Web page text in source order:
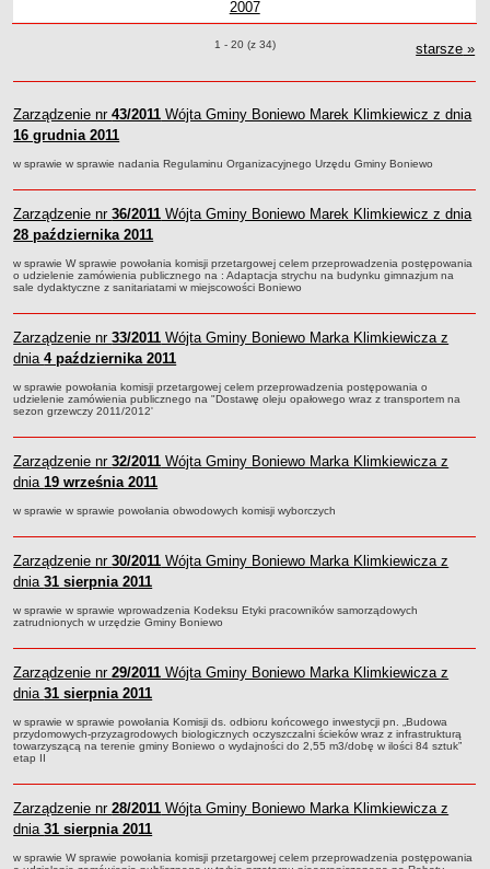
Zabytki Gminy
Plan Zagospodarowania Przestrzennego
Plan ogólny Gminy Boniewo
Miejscowy Plan Zagospodarowania Przestrzennego wybranych
terenów Gminy Boniewo
System Informacji Przestrzennej e-mapa
petycje
ponowne wykorzystywanie
pomoc prawna
Punkt potwierdzania profilu zaufanego
Infromacje w zakresie preferencyjnego paliwa stałego
ocena jakości wody
Rada gminy
Urząd gminy
Wójt
Jednostki organizacyjne
jednostki pomocnicze /sołectwa Gminy Boniewo/
Nabór pracowników na stanowiska pracy
Deklaracja dostępności strony internetowej Urzędu Gminy Boniewo
RODO
Rejestry i ewidencje
Ewidencja udzielonych i cofniętych zezwoleń na prowadzenie
Zbiorowego Zaopatrzenia w Wodę i Zbiorowego Odprowadzania
Rejestr Instytucji Kultury
Zestawienie przedsiębiorców w zakresie opróżniania zbiorników
bezodpływowych lub osadników
Marek
Klimkiewicz
Marek
Klimkiewicz
2007
Klimkiewicz
Zarządzenia o pozycjach
1 - 20 (z 34) starsze »
Zarządzenie nr43/2011 Wójta Gminy Boniewo Marek Klimkiewicz z dnia
16 grudnia 2011
w sprawie w sprawie nadania Regulaminu Organizacyjnego Urzędu Gminy Boniewo
Zarządzenie nr36/2011 Wójta Gminy Boniewo Marek Klimkiewicz z dnia
28 października 2011
w sprawie W sprawie powołania komisji przetargowej celem przeprowadzenia postępowania
o udzielenie zamówienia publicznego na : Adaptacja strychu na budynku gimnazjum na
sale dydaktyczne z sanitariatami w miejscowości Boniewo
Zarządzenie nr33/2011 Wójta Gminy Boniewo Marka Klimkiewicza z
dnia4 października 2011
w sprawie powołania komisji przetargowej celem przeprowadzenia postępowania o
udzielenie zamówienia publicznego na "Dostawę oleju opałowego wraz z transportem na
sezon grzewczy 2011/2012'
Zarządzenie nr32/2011 Wójta Gminy Boniewo Marka Klimkiewicza z
dnia19 września 2011
w sprawie w sprawie powołania obwodowych komisji wyborczych
Zarządzenie nr30/2011 Wójta Gminy Boniewo Marka Klimkiewicza z
dnia31 sierpnia 2011
w sprawie w sprawie wprowadzenia Kodeksu Etyki pracowników samorządowych
zatrudnionych w urzędzie Gminy Boniewo
Zarządzenie nr29/2011 Wójta Gminy Boniewo Marka Klimkiewicza z
dnia31 sierpnia 2011
w sprawie w sprawie powołania Komisji ds. odbioru końcowego inwestycji pn. „Budowa
przydomowych-przyzagrodowych biologicznych oczyszczalni ścieków wraz z infrastrukturą
towarzyszącą na terenie gminy Boniewo o wydajności do 2,55 m3/dobę w ilości 84 sztuk”
etap II
Zarządzenie nr28/2011 Wójta Gminy Boniewo Marka Klimkiewicza z
dnia31 sierpnia 2011
w sprawie W sprawie powołania komisji przetargowej celem przeprowadzenia postępowania